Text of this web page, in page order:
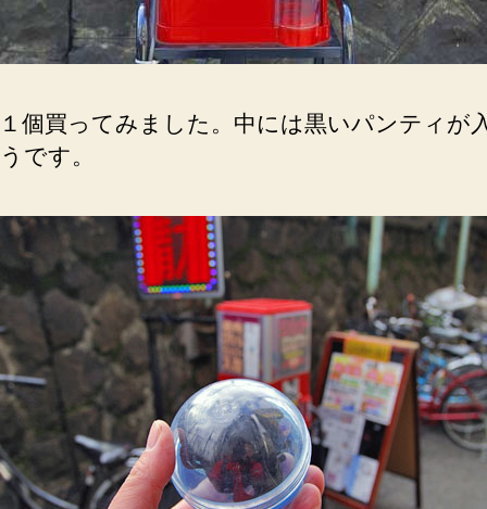
個買ってみました。中には黒いパンティが
です。